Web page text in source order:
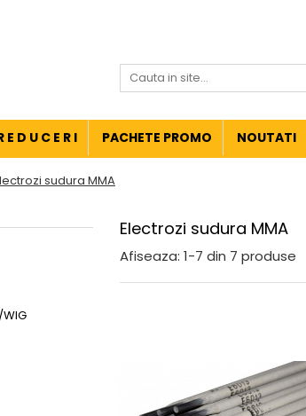
E D U C E R I PACHETE PROMO NOUTATI
sudura MMA
Electrozi sudura MMA
Afiseaza: 1-7 din 7 produse